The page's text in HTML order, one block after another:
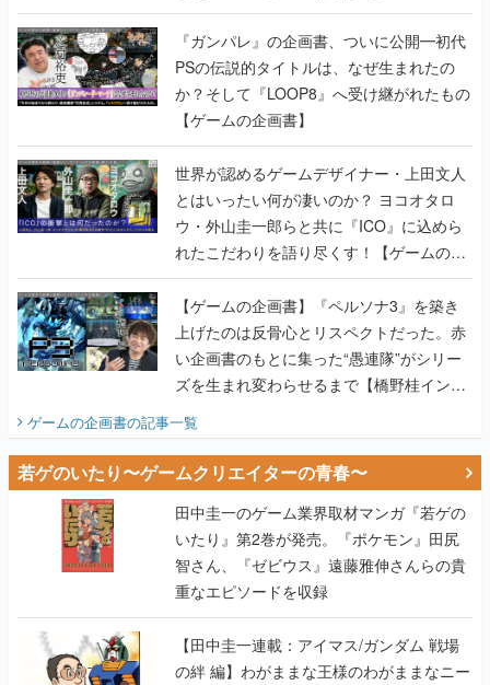
書】
『ガンパレ』の企画書、ついに公開━初代
PSの伝説的タイトルは、なぜ生まれたの
か？そして『LOOP8』へ受け継がれたもの
【ゲームの企画書】
世界が認めるゲームデザイナー・上田文人
とはいったい何が凄いのか？ ヨコオタロ
ウ・外山圭一郎らと共に『ICO』に込めら
れたこだわりを語り尽くす！【ゲームの企
画書】
【ゲームの企画書】『ペルソナ3』を築き
上げたのは反骨心とリスペクトだった。赤
い企画書のもとに集った“愚連隊”がシリー
ズを生まれ変わらせるまで【橋野桂インタ
ビュー】
ゲームの企画書の記事一覧
若ゲのいたり〜ゲームクリエイターの青春〜
田中圭一のゲーム業界取材マンガ『若ゲの
いたり』第2巻が発売。『ポケモン』田尻
智さん、『ゼビウス』遠藤雅伸さんらの貴
重なエピソードを収録
【田中圭一連載：アイマス/ガンダム 戦場
の絆 編】わがままな王様のわがままなニー